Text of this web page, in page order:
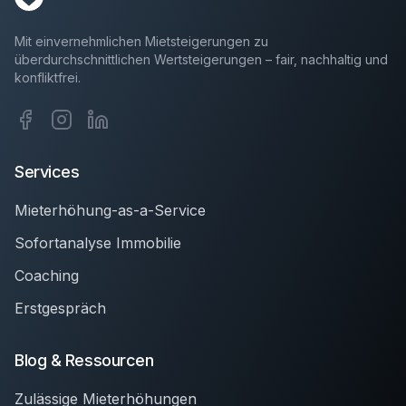
Mit einvernehmlichen Mietsteigerungen zu
überdurchschnittlichen Wertsteigerungen – fair, nachhaltig und
konfliktfrei.
Services
Mieterhöhung-as-a-Service
Sofortanalyse Immobilie
Coaching
Erstgespräch
Blog & Ressourcen
Zulässige Mieterhöhungen